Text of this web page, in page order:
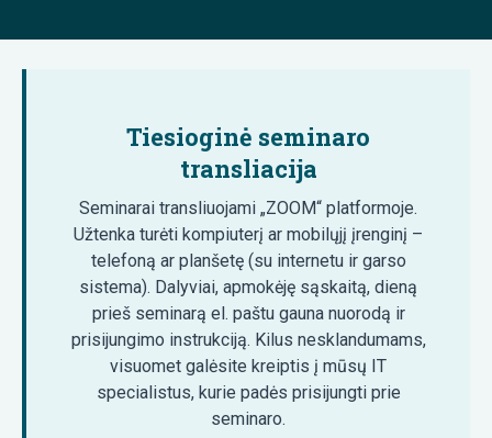
Tiesioginė seminaro
transliacija
Seminarai transliuojami „ZOOM“ platformoje.
Užtenka turėti kompiuterį ar mobilųjį įrenginį –
telefoną ar planšetę (su internetu ir garso
sistema). Dalyviai, apmokėję sąskaitą, dieną
prieš seminarą el. paštu gauna nuorodą ir
prisijungimo instrukciją. Kilus nesklandumams,
visuomet galėsite kreiptis į mūsų IT
specialistus, kurie padės prisijungti prie
seminaro.